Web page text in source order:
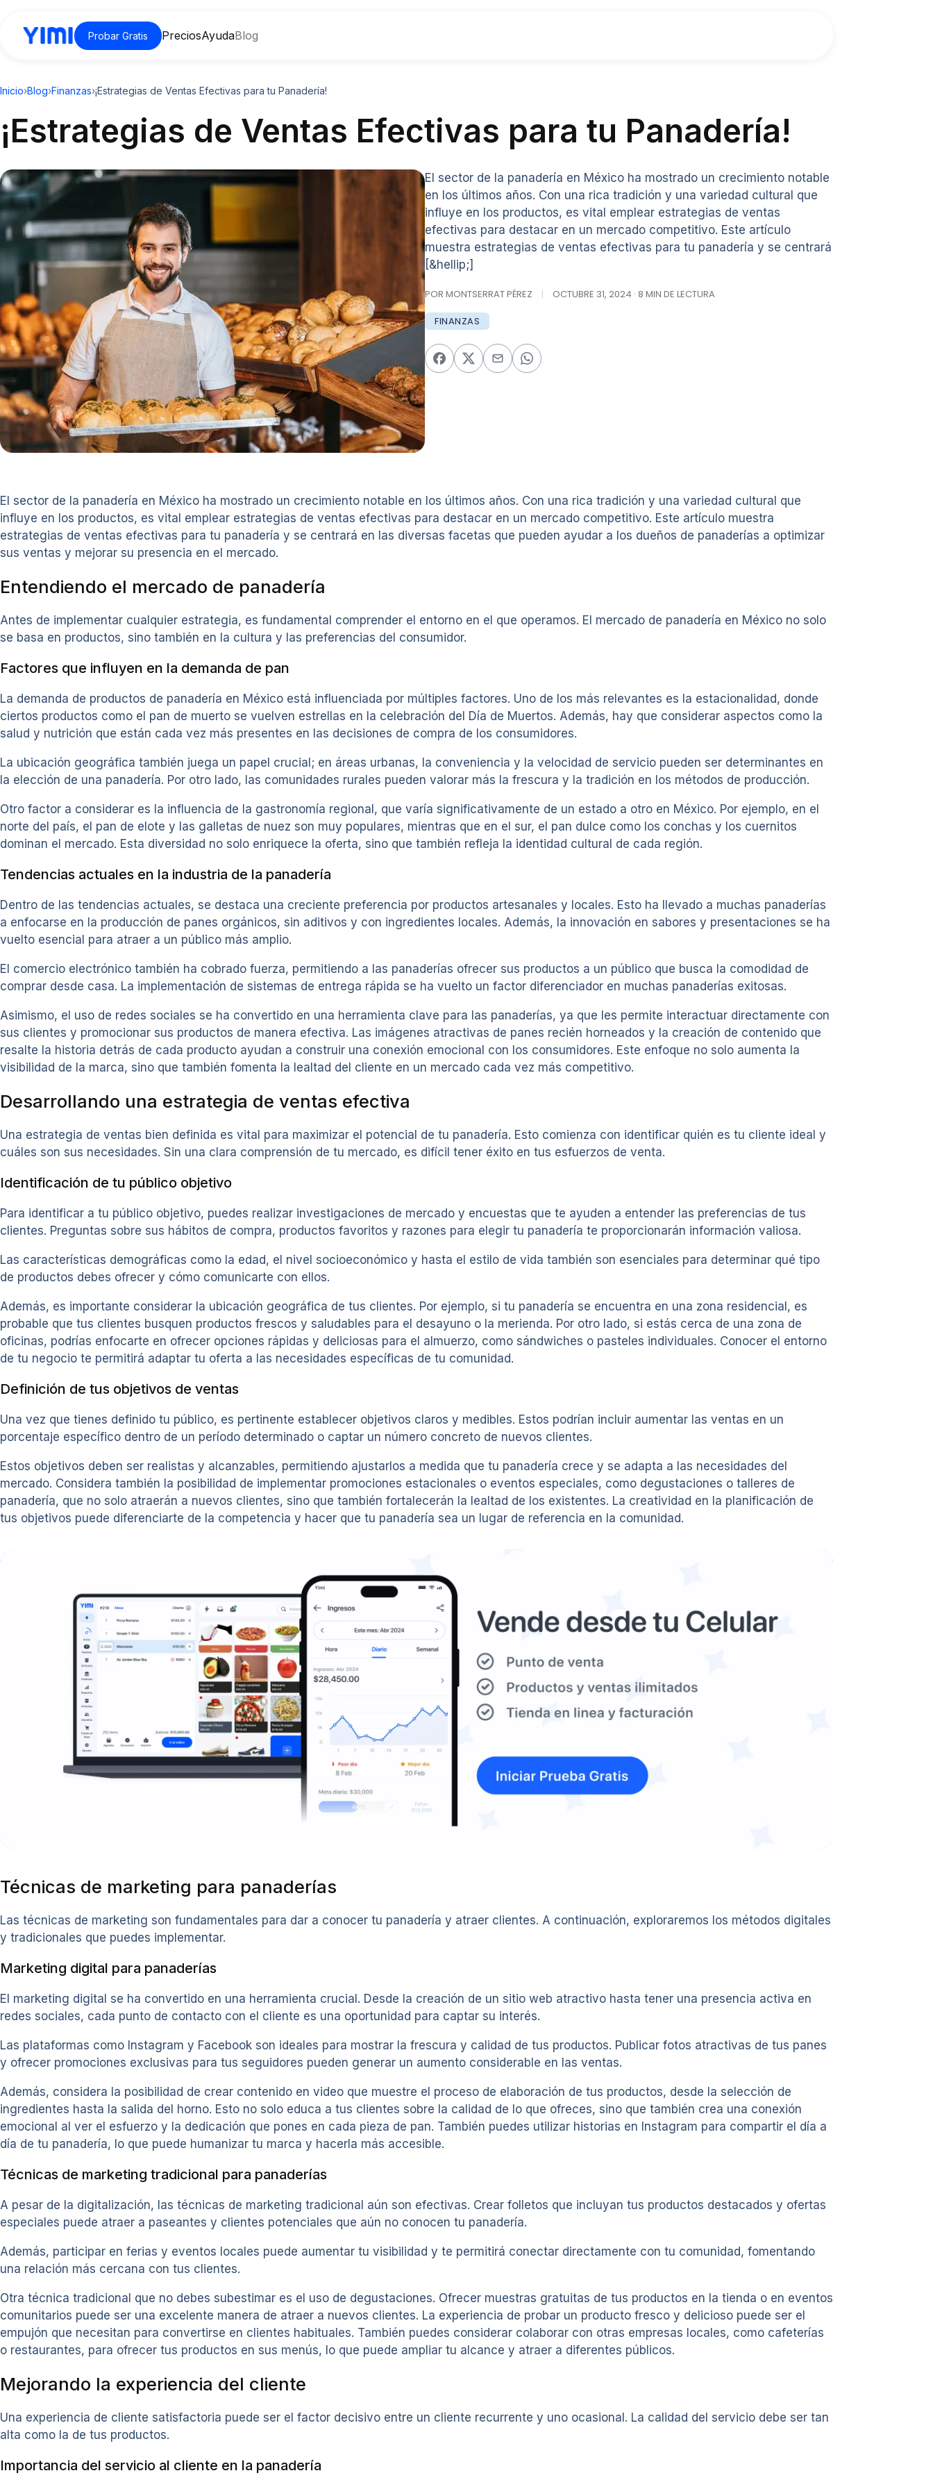
Probar Gratis PreciosAyudaBlog
Inicio›Blog›Finanzas›¡Estrategias de Ventas Efectivas para tu Panadería!
¡Estrategias de Ventas Efectivas para tu Panadería!
El sector de la panadería en México ha mostrado un crecimiento notable
en los últimos años. Con una rica tradición y una variedad cultural que
influye en los productos, es vital emplear estrategias de ventas
efectivas para destacar en un mercado competitivo. Este artículo
muestra estrategias de ventas efectivas para tu panadería y se centrará
[&hellip;]
POR MONTSERRAT PÉREZ | OCTUBRE 31, 2024 · 8 MIN DE LECTURA
FINANZAS
El sector de la panadería en México ha mostrado un crecimiento notable en los últimos años. Con una rica tradición y una variedad cultural que
influye en los productos, es vital emplear estrategias de ventas efectivas para destacar en un mercado competitivo. Este artículo muestra
estrategias de ventas efectivas para tu panadería y se centrará en las diversas facetas que pueden ayudar a los dueños de panaderías a optimizar
sus ventas y mejorar su presencia en el mercado.
Entendiendo el mercado de panadería
Antes de implementar cualquier estrategia, es fundamental comprender el entorno en el que operamos. El mercado de panadería en México no solo
se basa en productos, sino también en la cultura y las preferencias del consumidor.
Factores que influyen en la demanda de pan
La demanda de productos de panadería en México está influenciada por múltiples factores. Uno de los más relevantes es la estacionalidad, donde
ciertos productos como el pan de muerto se vuelven estrellas en la celebración del Día de Muertos. Además, hay que considerar aspectos como la
salud y nutrición que están cada vez más presentes en las decisiones de compra de los consumidores.
La ubicación geográfica también juega un papel crucial; en áreas urbanas, la conveniencia y la velocidad de servicio pueden ser determinantes en
la elección de una panadería. Por otro lado, las comunidades rurales pueden valorar más la frescura y la tradición en los métodos de producción.
Otro factor a considerar es la influencia de la gastronomía regional, que varía significativamente de un estado a otro en México. Por ejemplo, en el
norte del país, el pan de elote y las galletas de nuez son muy populares, mientras que en el sur, el pan dulce como los conchas y los cuernitos
dominan el mercado. Esta diversidad no solo enriquece la oferta, sino que también refleja la identidad cultural de cada región.
Tendencias actuales en la industria de la panadería
Dentro de las tendencias actuales, se destaca una creciente preferencia por productos artesanales y locales. Esto ha llevado a muchas panaderías
a enfocarse en la producción de panes orgánicos, sin aditivos y con ingredientes locales. Además, la innovación en sabores y presentaciones se ha
vuelto esencial para atraer a un público más amplio.
El comercio electrónico también ha cobrado fuerza, permitiendo a las panaderías ofrecer sus productos a un público que busca la comodidad de
comprar desde casa. La implementación de sistemas de entrega rápida se ha vuelto un factor diferenciador en muchas panaderías exitosas.
Asimismo, el uso de redes sociales se ha convertido en una herramienta clave para las panaderías, ya que les permite interactuar directamente con
sus clientes y promocionar sus productos de manera efectiva. Las imágenes atractivas de panes recién horneados y la creación de contenido que
resalte la historia detrás de cada producto ayudan a construir una conexión emocional con los consumidores. Este enfoque no solo aumenta la
visibilidad de la marca, sino que también fomenta la lealtad del cliente en un mercado cada vez más competitivo.
Desarrollando una estrategia de ventas efectiva
Una estrategia de ventas bien definida es vital para maximizar el potencial de tu panadería. Esto comienza con identificar quién es tu cliente ideal y
cuáles son sus necesidades. Sin una clara comprensión de tu mercado, es difícil tener éxito en tus esfuerzos de venta.
Identificación de tu público objetivo
Para identificar a tu público objetivo, puedes realizar investigaciones de mercado y encuestas que te ayuden a entender las preferencias de tus
clientes. Preguntas sobre sus hábitos de compra, productos favoritos y razones para elegir tu panadería te proporcionarán información valiosa.
Las características demográficas como la edad, el nivel socioeconómico y hasta el estilo de vida también son esenciales para determinar qué tipo
de productos debes ofrecer y cómo comunicarte con ellos.
Además, es importante considerar la ubicación geográfica de tus clientes. Por ejemplo, si tu panadería se encuentra en una zona residencial, es
probable que tus clientes busquen productos frescos y saludables para el desayuno o la merienda. Por otro lado, si estás cerca de una zona de
oficinas, podrías enfocarte en ofrecer opciones rápidas y deliciosas para el almuerzo, como sándwiches o pasteles individuales. Conocer el entorno
de tu negocio te permitirá adaptar tu oferta a las necesidades específicas de tu comunidad.
Definición de tus objetivos de ventas
Una vez que tienes definido tu público, es pertinente establecer objetivos claros y medibles. Estos podrían incluir aumentar las ventas en un
porcentaje específico dentro de un período determinado o captar un número concreto de nuevos clientes.
Estos objetivos deben ser realistas y alcanzables, permitiendo ajustarlos a medida que tu panadería crece y se adapta a las necesidades del
mercado. Considera también la posibilidad de implementar promociones estacionales o eventos especiales, como degustaciones o talleres de
panadería, que no solo atraerán a nuevos clientes, sino que también fortalecerán la lealtad de los existentes. La creatividad en la planificación de
tus objetivos puede diferenciarte de la competencia y hacer que tu panadería sea un lugar de referencia en la comunidad.
Técnicas de marketing para panaderías
Las técnicas de marketing son fundamentales para dar a conocer tu panadería y atraer clientes. A continuación, exploraremos los métodos digitales
y tradicionales que puedes implementar.
Marketing digital para panaderías
El marketing digital se ha convertido en una herramienta crucial. Desde la creación de un sitio web atractivo hasta tener una presencia activa en
redes sociales, cada punto de contacto con el cliente es una oportunidad para captar su interés.
Las plataformas como Instagram y Facebook son ideales para mostrar la frescura y calidad de tus productos. Publicar fotos atractivas de tus panes
y ofrecer promociones exclusivas para tus seguidores pueden generar un aumento considerable en las ventas.
Además, considera la posibilidad de crear contenido en video que muestre el proceso de elaboración de tus productos, desde la selección de
ingredientes hasta la salida del horno. Esto no solo educa a tus clientes sobre la calidad de lo que ofreces, sino que también crea una conexión
emocional al ver el esfuerzo y la dedicación que pones en cada pieza de pan. También puedes utilizar historias en Instagram para compartir el día a
día de tu panadería, lo que puede humanizar tu marca y hacerla más accesible.
Técnicas de marketing tradicional para panaderías
A pesar de la digitalización, las técnicas de marketing tradicional aún son efectivas. Crear folletos que incluyan tus productos destacados y ofertas
especiales puede atraer a paseantes y clientes potenciales que aún no conocen tu panadería.
Además, participar en ferias y eventos locales puede aumentar tu visibilidad y te permitirá conectar directamente con tu comunidad, fomentando
una relación más cercana con tus clientes.
Otra técnica tradicional que no debes subestimar es el uso de degustaciones. Ofrecer muestras gratuitas de tus productos en la tienda o en eventos
comunitarios puede ser una excelente manera de atraer a nuevos clientes. La experiencia de probar un producto fresco y delicioso puede ser el
empujón que necesitan para convertirse en clientes habituales. También puedes considerar colaborar con otras empresas locales, como cafeterías
o restaurantes, para ofrecer tus productos en sus menús, lo que puede ampliar tu alcance y atraer a diferentes públicos.
Mejorando la experiencia del cliente
Una experiencia de cliente satisfactoria puede ser el factor decisivo entre un cliente recurrente y uno ocasional. La calidad del servicio debe ser tan
alta como la de tus productos.
Importancia del servicio al cliente en la panadería